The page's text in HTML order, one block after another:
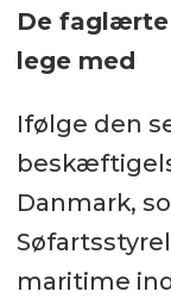
De faglærte
lege med
Ifølge den
Danmark,
maritime